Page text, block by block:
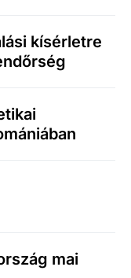
kísérletre
mai